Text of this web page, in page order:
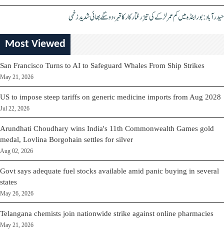
حیدرآباد: بورابنڈہ میں کم عمر لڑکے کی تیز رفتار کار کا قہر، دو سگے بھائی شدید زخمی
Most Viewed
San Francisco Turns to AI to Safeguard Whales From Ship Strikes
May 21, 2026
US to impose steep tariffs on generic medicine imports from Aug 2028
Jul 22, 2026
Arundhati Choudhary wins India's 11th Commonwealth Games gold
medal, Lovlina Borgohain settles for silver
Aug 02, 2026
Govt says adequate fuel stocks available amid panic buying in several
states
May 26, 2026
Telangana chemists join nationwide strike against online pharmacies
May 21, 2026